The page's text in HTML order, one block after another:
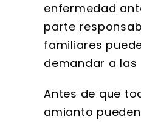
enfermedad
parte
familiares
demandar a
Antes de que
amianto